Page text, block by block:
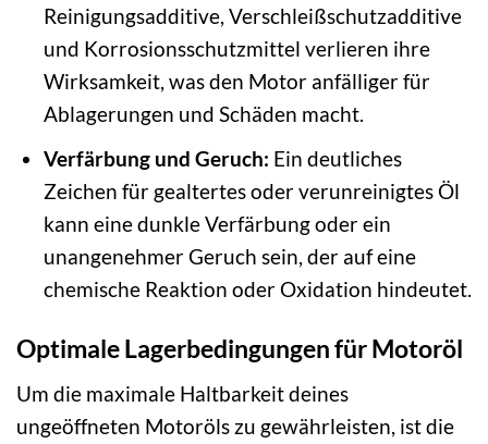
Reinigungsadditive, Verschleißschutzadditive
und Korrosionsschutzmittel verlieren ihre
Wirksamkeit, was den Motor anfälliger für
Ablagerungen und Schäden macht.
Verfärbung und Geruch: Ein deutliches
Zeichen für gealtertes oder verunreinigtes Öl
kann eine dunkle Verfärbung oder ein
unangenehmer Geruch sein, der auf eine
chemische Reaktion oder Oxidation hindeutet.
Optimale Lagerbedingungen für Motoröl
Um die maximale Haltbarkeit deines
ungeöffneten Motoröls zu gewährleisten, ist die